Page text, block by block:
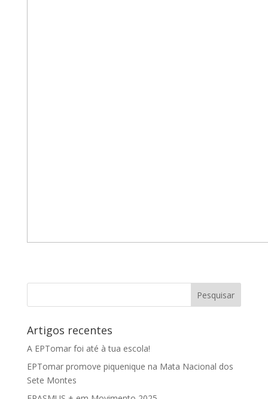
Artigos recentes
A EPTomar foi até à tua escola!
EPTomar promove piquenique na Mata Nacional dos
Sete Montes